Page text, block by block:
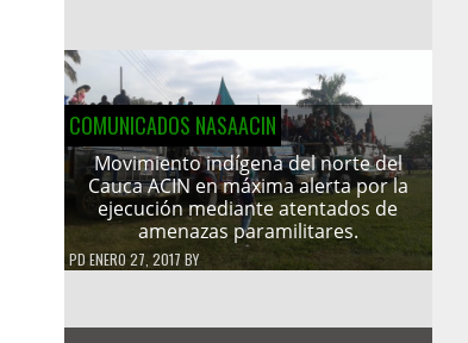
COMUNICADOS NASAACIN
Movimiento indígena del norte del
Cauca ACIN en máxima alerta por la
ejecución mediante atentados de
amenazas paramilitares.
PD ENERO 27, 2017 BY